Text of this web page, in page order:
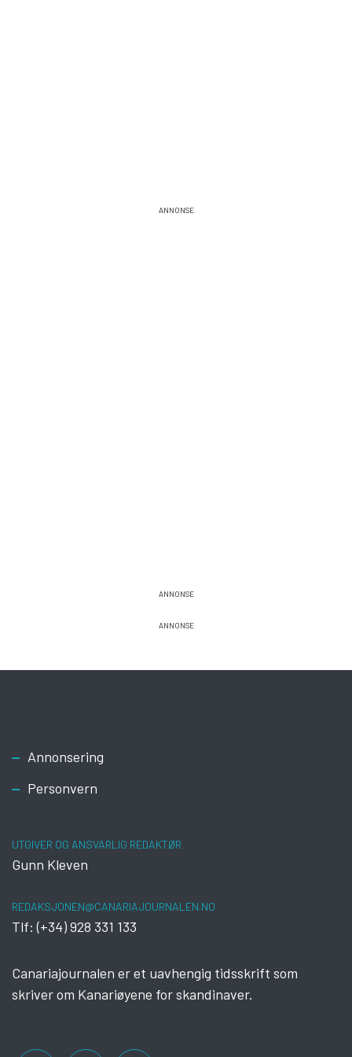
Footer
Annonsering
Personvern
UTGIVER OG ANSVARLIG REDAKTØR
Gunn Kleven
REDAKSJONEN@CANARIAJOURNALEN.NO
Tlf: (+34) 928 331 133
Canariajournalen er et uavhengig tidsskrift som
skriver om Kanariøyene for skandinaver.